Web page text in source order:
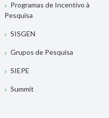
Programas de Incentivo à
Pesquisa
SISGEN
Grupos de Pesquisa
SIEPE
Summit